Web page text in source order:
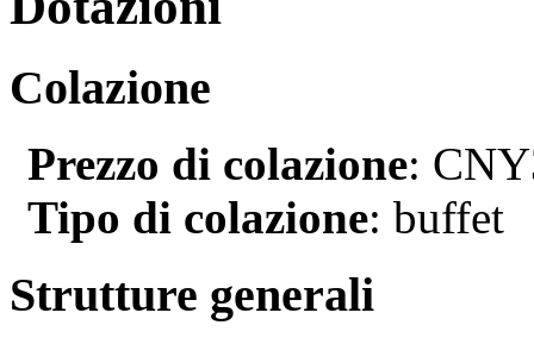
Colazione
Prezzo di colazione:
Tipo di colazione: buffet
Strutture generali